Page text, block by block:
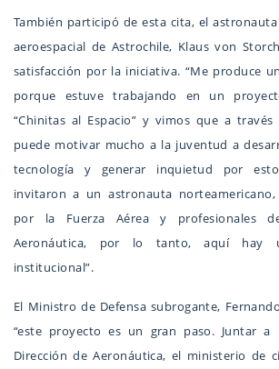
También participó de esta cita, el
aeroespacial de Astrochile, Klaus von
satisfacción por la iniciativa. “Me produce
porque estuve trabajando en un
“Chinitas al Espacio” y vimos que a
puede motivar mucho a la juventud a
tecnología y generar inquietud por
invitaron a un astronauta
por la Fuerza Aérea y profesionales
Aeronáutica, por lo tanto, aquí hay
institucional”.
El Ministro de Defensa subrogante,
“este proyecto es un gran paso. Juntar a
Dirección de Aeronáutica, el ministerio de